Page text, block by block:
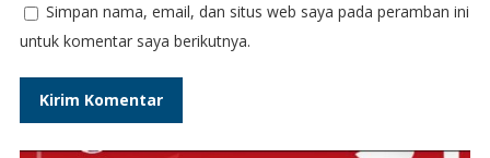
Simpan nama, email, dan situs web saya pada peramban ini
untuk komentar saya berikutnya.